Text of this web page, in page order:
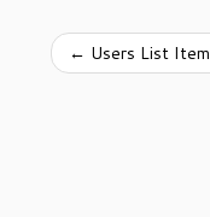
← Users List Item